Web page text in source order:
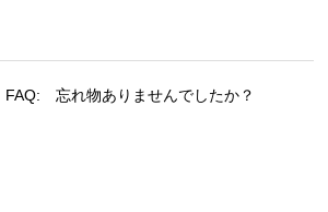
FAQ: 忘れ物ありませんでしたか？